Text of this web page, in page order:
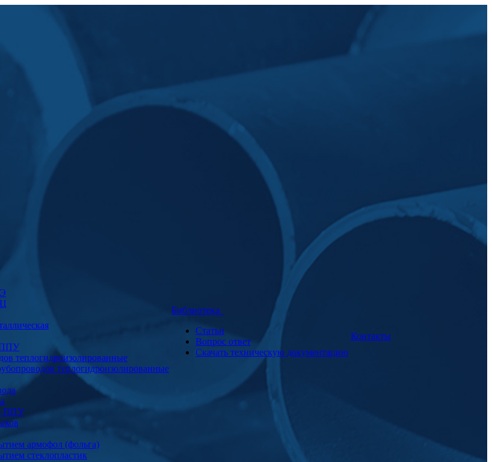
ППУ
теплогидроизолированные
теплогидроизолированные
ППУ
армофол (фольга)
стеклопластик
Библиотека
Статьи
Вопрос ответ
Скачать техническую документацию
Контакты